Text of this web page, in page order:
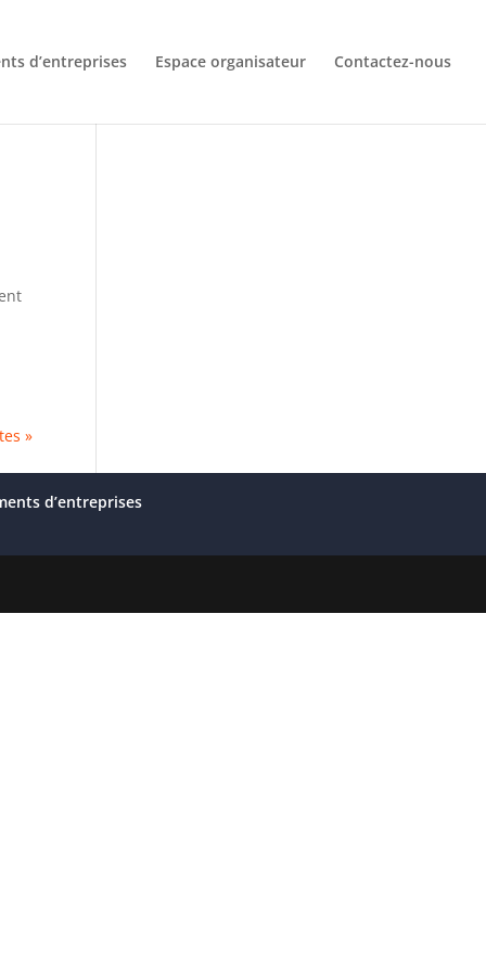
d’entreprises Espace organisateur Contactez-nous
»
d’entreprises